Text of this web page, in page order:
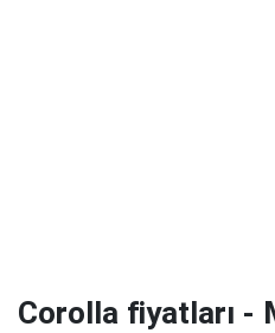
Corolla fiyatları -